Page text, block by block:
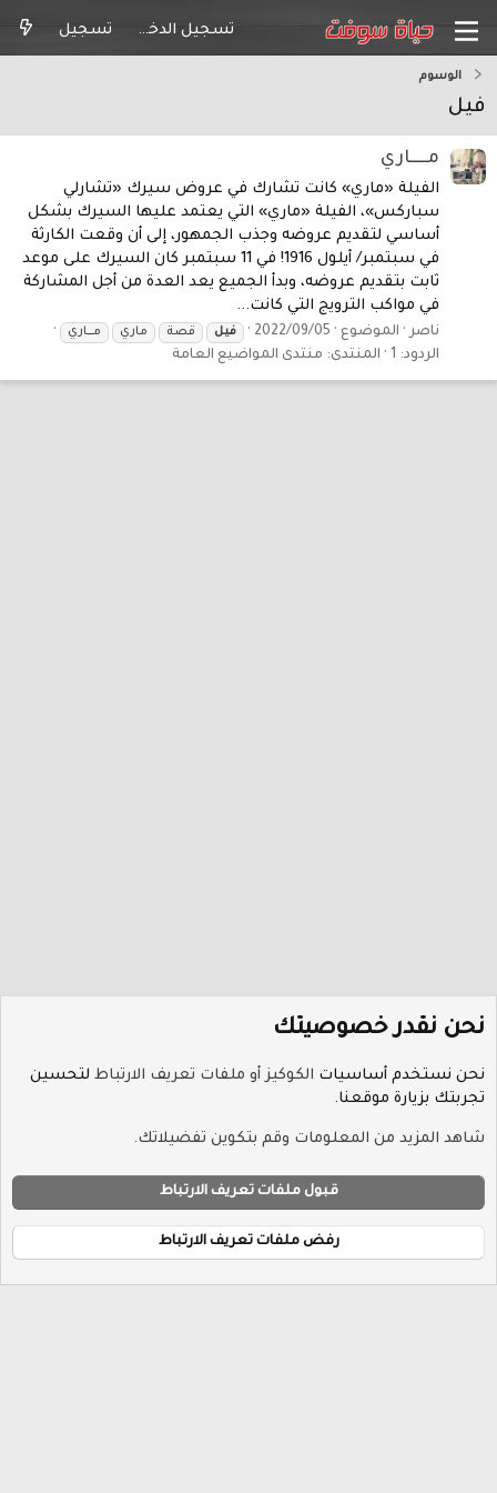
تسجيل الدخول تسجيل
الوسوم
فيل
مـــــاري
الفيلة «ماري» كانت تشارك في عروض سيرك «تشارلي
سباركس»، الفيلة «ماري» التي يعتمد عليها السيرك بشكل
أساسي لتقديم عروضه وجذب الجمهور، إلى أن وقعت الكارثة
في سبتمبر/ أيلول 1916! في 11 سبتمبر كان السيرك على موعد
ثابت بتقديم عروضه، وبدأ الجميع يعد العدة من أجل المشاركة
في مواكب الترويج التي كانت...
ناصر الموضوع 2022/09/05 فيل قصة ماري مـــــاري
الردود: 1 المنتدى: منتدى المواضيع العامة
سياسة الخصوصية
الرئيسية
S
®
نحن نقدر خصوصيتك
نحن نستخدم أساسيات الكوكيز أو ملفات تعريف الارتباط لتحسين
تجربتك بزيارة موقعنا.
شاهد المزيد من المعلومات وقم بتكوين تفضيلاتك.
قبول ملفات تعريف الارتباط
رفض ملفات تعريف الارتباط